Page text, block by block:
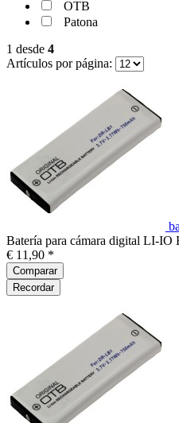
OTB
Patona
1 desde 4
Artículos por página:
Batería para cámara digital LI-IO
€ 11,90 *
Comparar
Recordar